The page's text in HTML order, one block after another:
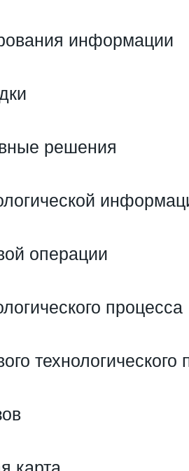
информации
решения
операции
процесса
технологического